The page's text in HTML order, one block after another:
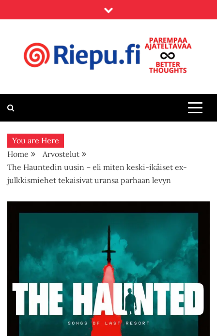
to
Riepu.fi
You are Here
Home
Arvostelut
The Hauntedin uusin – eli miten keski-ikäiset ex-
julkkismiehet tekaisivat uransa parhaan levyn